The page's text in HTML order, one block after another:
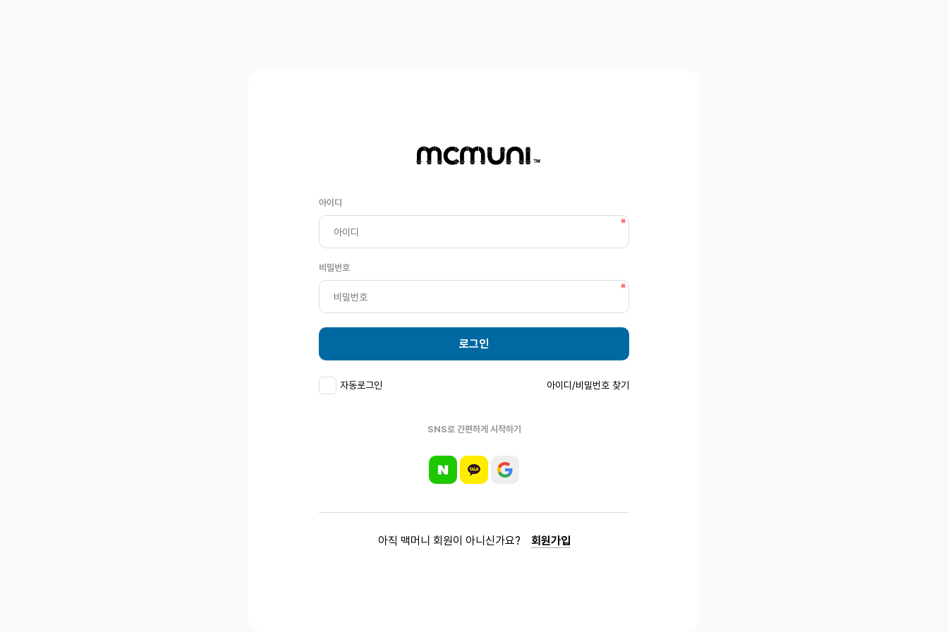
아이디
비밀번호
로그인
자동로그인 아이디/비밀번호 찾기
SNS로 간편하게 시작하기
아직 맥머니 회원이 아니신가요? 회원가입